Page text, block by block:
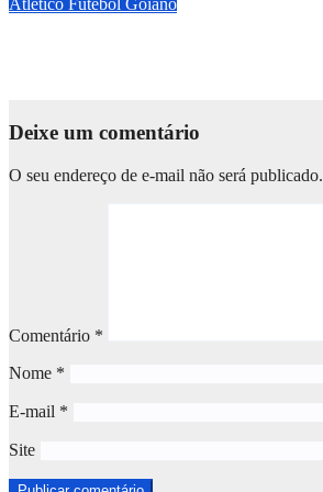
Deixe um comentário
O seu endereço de e-mail não será publicado.
Comentário *
Nome *
E-mail *
Site